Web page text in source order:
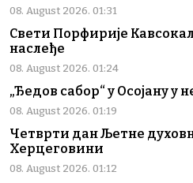
08. August 2026. 01:31
Свети Порфирије
наслеђе
08. August 2026. 01:24
„Ђедов сабор“ у Осојану у
08. August 2026. 01:19
Четврти дан Љетне
Херцеговини
08. August 2026. 01:12